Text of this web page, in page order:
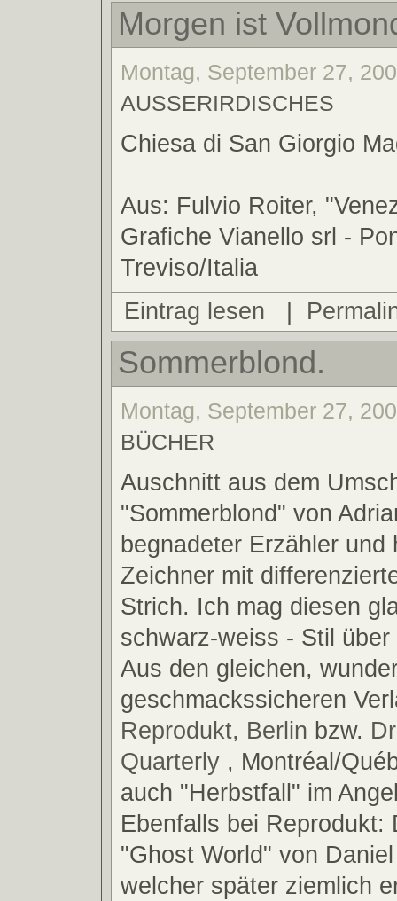
Morgen ist
Montag, September 27,
AUSSERIRDISCHES
Chiesa di San Giorgio
Aus: Fulvio Roiter,
Grafiche Vianello srl -
Treviso/Italia
Eintrag lesen
Sommerblond.
Montag, September 27,
BÜCHER
Auschnitt aus dem
"Sommerblond" von
begnadeter Erzähler und
Zeichner mit
Strich. Ich mag diesen
schwarz-weiss - Stil über
Aus den gleichen,
geschmackssicheren
Reprodukt, Berlin bzw.
Quarterly , Montréal/
auch "Herbstfall" im
Ebenfalls bei Reprodukt:
"Ghost World" von
welcher später ziemlich